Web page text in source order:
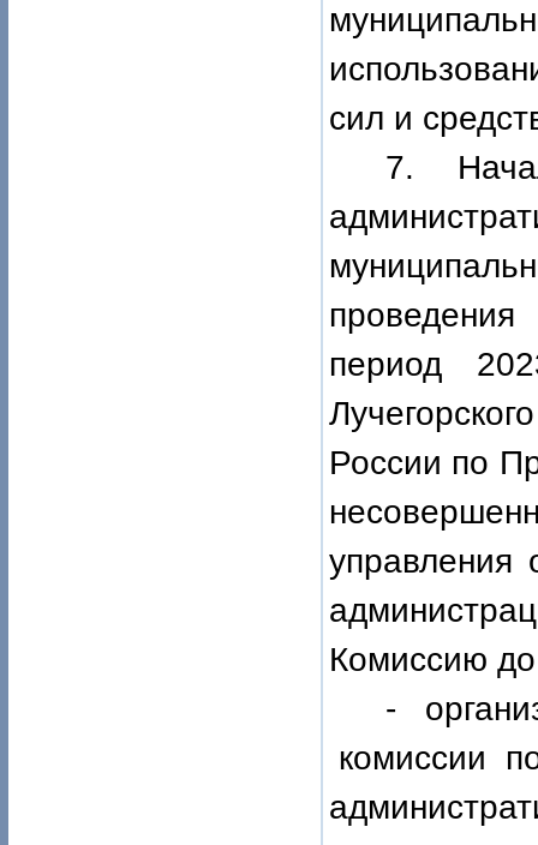
сил и
7.
период
России по
управления
Комиссию
-
комиссии